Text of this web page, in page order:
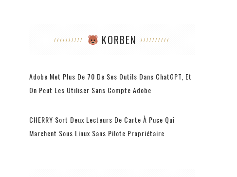
KORBEN
Adobe Met Plus De 70 De Ses Outils Dans ChatGPT, Et
On Peut Les Utiliser Sans Compte Adobe
CHERRY Sort Deux Lecteurs De Carte À Puce Qui
Marchent Sous Linux Sans Pilote Propriétaire